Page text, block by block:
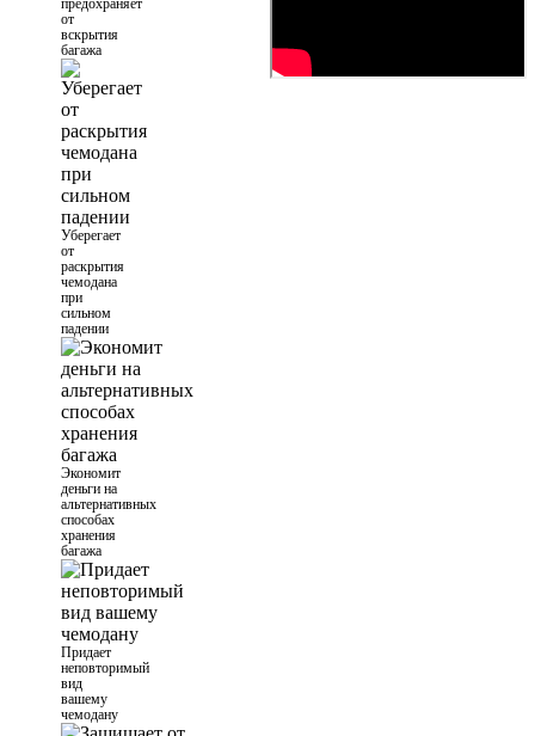
предохраняет
от
вскрытия
багажа
Уберегает
от
раскрытия
чемодана
при
сильном
падении
Экономит
деньги на
альтернативных
способах
хранения
багажа
Придает
неповторимый
вид
вашему
чемодану